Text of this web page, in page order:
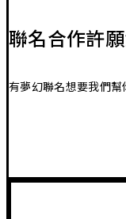
聯名合作許
有夢幻聯名想要我們幫